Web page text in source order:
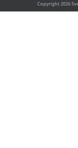
Copyright 2026